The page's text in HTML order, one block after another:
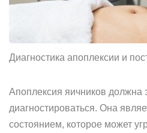
Диагностика апоплексии и
Апоплексия яичников должна
диагностироваться. Она
состоянием, которое может